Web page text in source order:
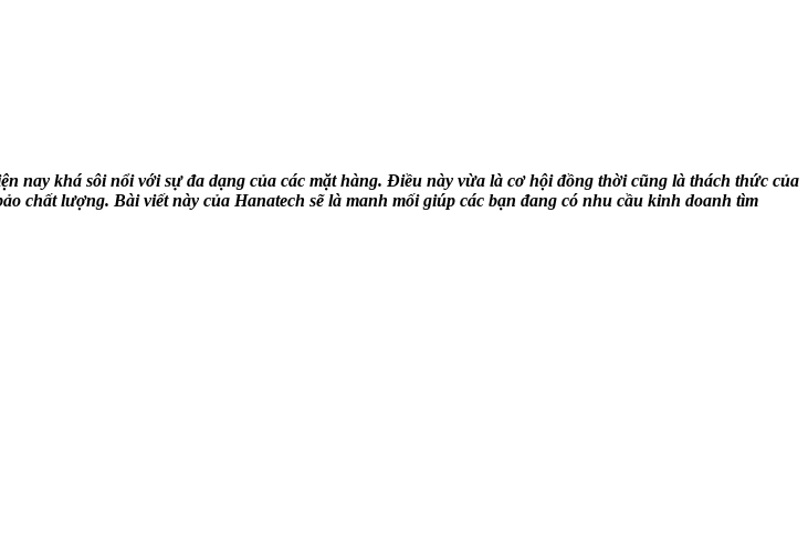
nay khá sôi nổi với sự đa dạng của các mặt hàng. Điều này vừa là cơ hội đồng thời cũng là thách thức của
chất lượng. Bài viết này của Hanatech sẽ là manh mối giúp các bạn đang có nhu cầu kinh doanh tìm